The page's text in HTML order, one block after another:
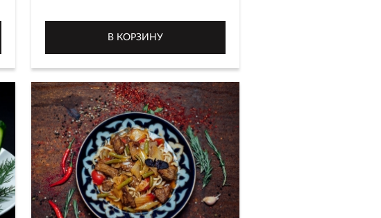
рисом в виноградных листьях.
В КОРЗИНУ